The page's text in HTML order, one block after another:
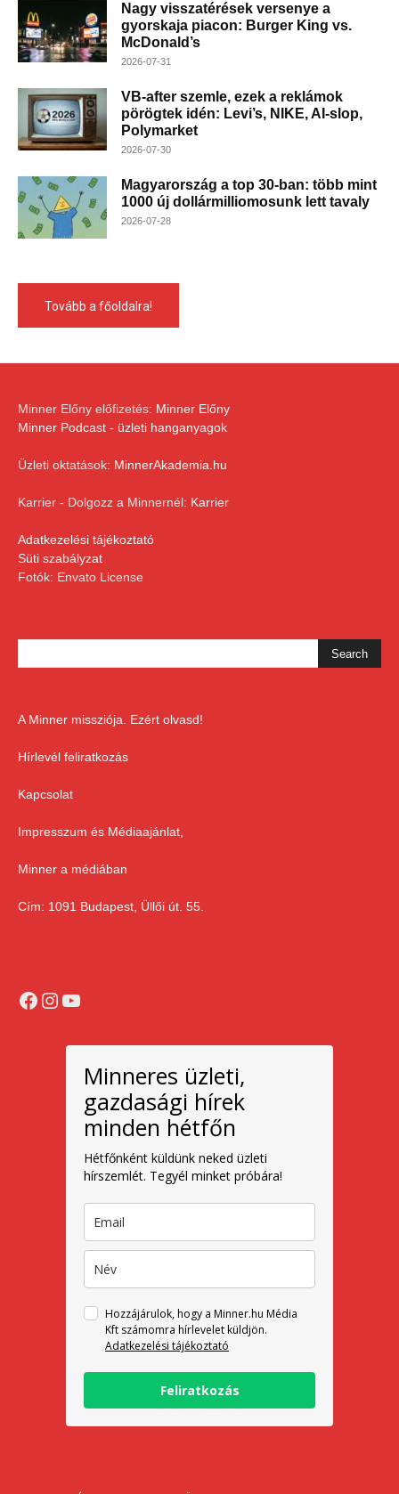
Nagy visszatérések versenye a
gyorskaja piacon: Burger King vs.
McDonald’s
2026-07-31
VB-after szemle, ezek a reklámok
pörögtek idén: Levi’s, NIKE, AI-slop,
Polymarket
2026-07-30
Magyarország a top 30-ban: több mint
1000 új dollármilliomosunk lett tavaly
2026-07-28
Tovább a főoldalra!
Minner Előny előfizetés: Minner Előny
Minner Podcast - üzleti hanganyagok
Üzleti oktatások: MinnerAkademia.hu
Karrier - Dolgozz a Minnernél: Karrier
Adatkezelési tájékoztató
Süti szabályzat
Fotók: Envato License
A Minner missziója. Ezért olvasd!
Hírlevél feliratkozás
Kapcsolat
Impresszum és Médiaajánlat,
Minner a médiában
Cím: 1091 Budapest, Üllői út. 55.
Facebook
Instagram
YouTube
Minneres üzleti,
gazdasági hírek
minden hétfőn
Hétfőnként küldünk neked üzleti
hírszemlét. Tegyél minket próbára!
Hozzájárulok, hogy a Minner.hu Média
Kft számomra hírlevelet küldjön.
Adatkezelési tájékoztató
Feliratkozás